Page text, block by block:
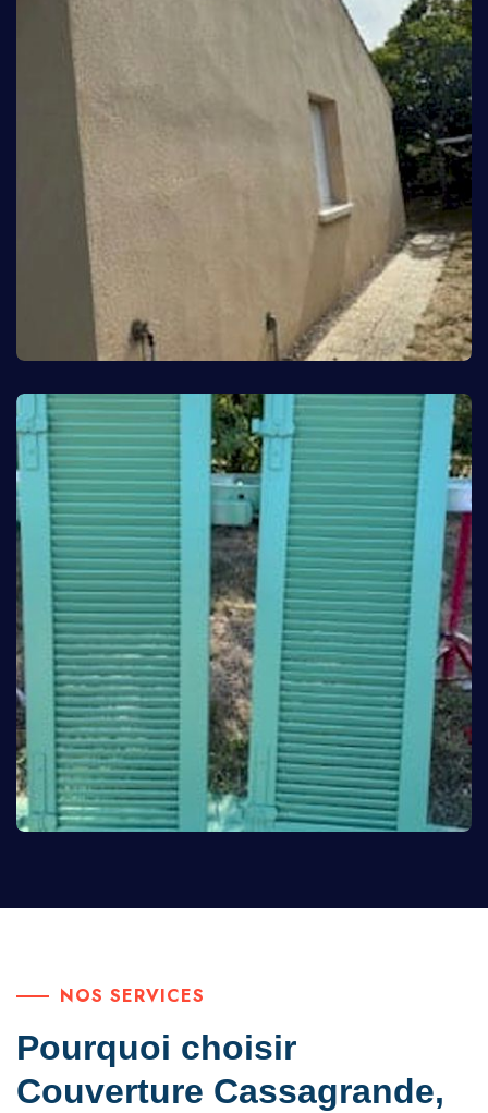
NOS SERVICES
Pourquoi choisir
Couverture Cassagrande,